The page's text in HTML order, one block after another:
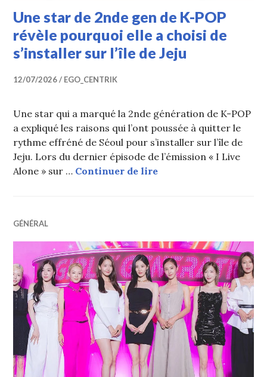
Une star de 2nde gen de K-POP
révèle pourquoi elle a choisi de
s’installer sur l’île de Jeju
12/07/2026 EGO_CENTRIK
Une star qui a marqué la 2nde génération de K-POP
a expliqué les raisons qui l’ont poussée à quitter le
rythme effréné de Séoul pour s’installer sur l’île de
Jeju. Lors du dernier épisode de l’émission « I Live
Alone » sur … Continuer de lireUne star de 2nde gen
GÉNÉRAL